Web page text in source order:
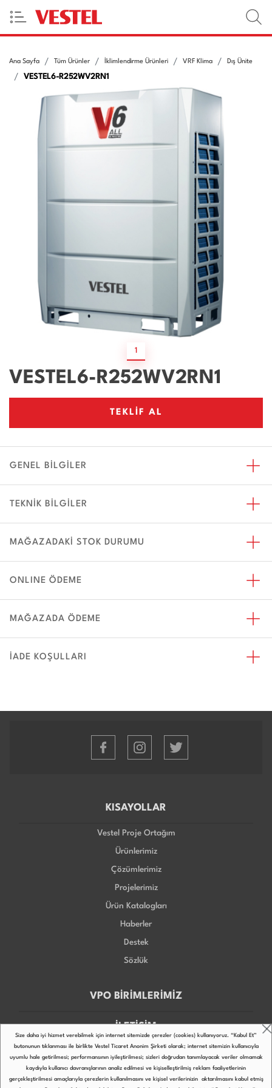
Ana Sayfa Tüm Ürünler İklimlendirme Ürünleri VRF Klima Dış Ünite
VESTEL6-R252WV2RN1
1
VESTEL6-R252WV2RN1
TEKLİF AL
GENEL BİLGİLER
TEKNİK BİLGİLER
MAĞAZADAKİ STOK DURUMU
ONLINE ÖDEME
MAĞAZADA ÖDEME
İADE KOŞULLARI
KISAYOLLAR
Vestel Proje Ortağım
Ürünlerimiz
Çözümlerimiz
Projelerimiz
Ürün Katalogları
Haberler
Destek
Sözlük
VPO BİRİMLERİMİZ
İLETİŞİM
Copyright © 2022
Size daha iyi hizmet verebilmek için internet sitemizde çerezler (cookies) kullanıyoruz. “Kabul Et”
butonunun tıklanması ile birlikte Vestel Ticaret Anonim Şirketi olarak; internet sitemizin kullanıcıyla
uyumlu hale getirilmesi; performansının iyileştirilmesi; sizleri doğrudan tanımlayacak veriler olmamak
kaydıyla kullanıcı davranışlarının analiz edilmesi ve kişiselleştirilmiş reklam faaliyetlerinin
gerçekleştirilmesi amaçlarıyla çerezlerin kullanılmasını ve kişisel verilerinizin aktarılmasını kabul etmiş